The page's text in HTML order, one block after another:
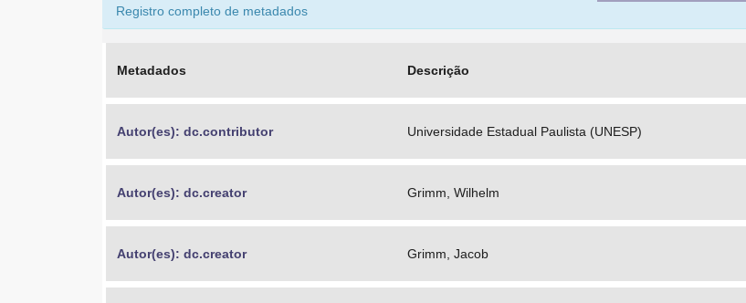
Registro completo de metadados
Metadados Descrição
Autor(es): dc.contributor Universidade Estadual Paulista (UNESP)
Autor(es): dc.creator Grimm, Wilhelm
Autor(es): dc.creator Grimm, Jacob